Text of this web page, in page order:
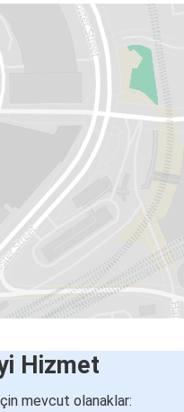
Hizmet
mevcut olanaklar: